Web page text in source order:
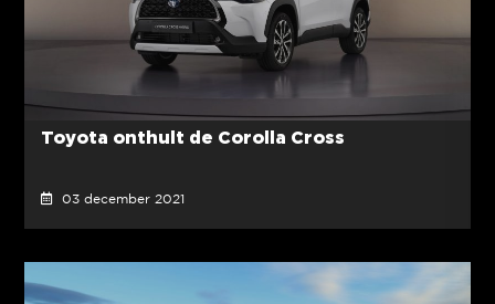
Toyota onthult de Corolla Cross
03 december 2021